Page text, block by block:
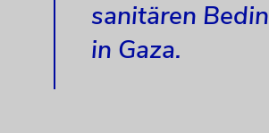
sanitären
in Gaza.